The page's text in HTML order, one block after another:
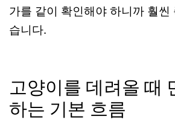
가를 같이 확인해야 하니까 훨씬
습니다.
고양이를 데려올 때
하는 기본 흐름